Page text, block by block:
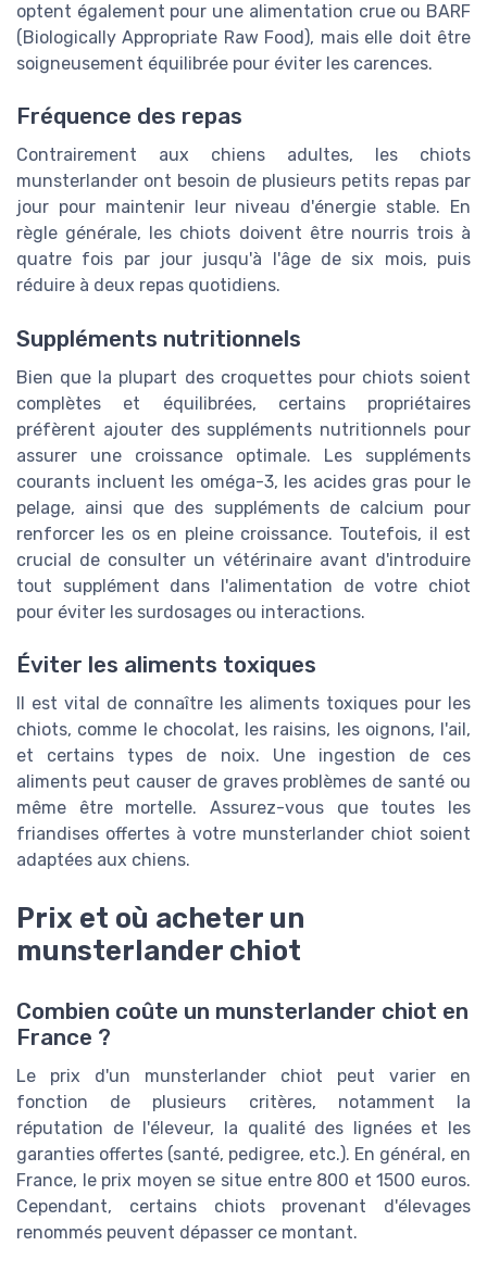
optent également pour une alimentation crue ou BARF
(Biologically Appropriate Raw Food), mais elle doit être
soigneusement équilibrée pour éviter les carences.
Fréquence des repas
Contrairement aux chiens adultes, les chiots
munsterlander ont besoin de plusieurs petits repas par
jour pour maintenir leur niveau d'énergie stable. En
règle générale, les chiots doivent être nourris trois à
quatre fois par jour jusqu'à l'âge de six mois, puis
réduire à deux repas quotidiens.
Suppléments nutritionnels
Bien que la plupart des croquettes pour chiots soient
complètes et équilibrées, certains propriétaires
préfèrent ajouter des suppléments nutritionnels pour
assurer une croissance optimale. Les suppléments
courants incluent les oméga-3, les acides gras pour le
pelage, ainsi que des suppléments de calcium pour
renforcer les os en pleine croissance. Toutefois, il est
crucial de consulter un vétérinaire avant d'introduire
tout supplément dans l'alimentation de votre chiot
pour éviter les surdosages ou interactions.
Éviter les aliments toxiques
Il est vital de connaître les aliments toxiques pour les
chiots, comme le chocolat, les raisins, les oignons, l'ail,
et certains types de noix. Une ingestion de ces
aliments peut causer de graves problèmes de santé ou
même être mortelle. Assurez-vous que toutes les
friandises offertes à votre munsterlander chiot soient
adaptées aux chiens.
Prix et où acheter un
munsterlander chiot
Combien coûte un munsterlander chiot en
France ?
Le prix d'un munsterlander chiot peut varier en
fonction de plusieurs critères, notamment la
réputation de l'éleveur, la qualité des lignées et les
garanties offertes (santé, pedigree, etc.). En général, en
France, le prix moyen se situe entre 800 et 1500 euros.
Cependant, certains chiots provenant d'élevages
renommés peuvent dépasser ce montant.